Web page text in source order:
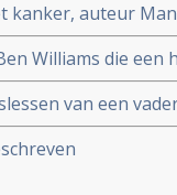
kanker, auteur
Williams die
van bekende
van een
dat Lars, zijn